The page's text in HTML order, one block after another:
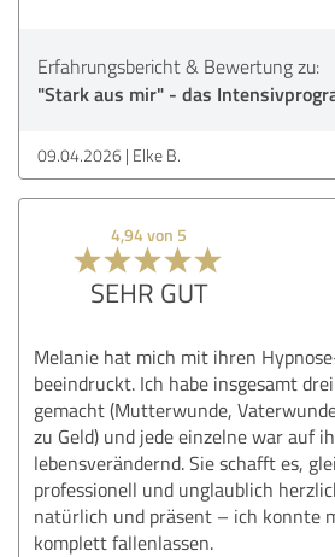
Erfahrungsbericht & Bewertung zu:
"Stark aus mir" - das
09.04.2026 Elke B.
4,94 von 5
SEHR GUT
Melanie hat mich mit ihren
beeindruckt. Ich habe insgesamt
gemacht (Mutterwunde,
zu Geld) und jede einzelne war auf
lebensverändernd. Sie schafft es,
professionell und unglaublich
natürlich und präsent – ich konnte
komplett fallenlassen.